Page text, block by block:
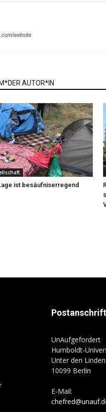
website
AUTOR*IN
ist besäufniserregend
Postanschrift
UnAufgefordert
Humboldt-
Unter den
10099 Berlin
E-Mail: